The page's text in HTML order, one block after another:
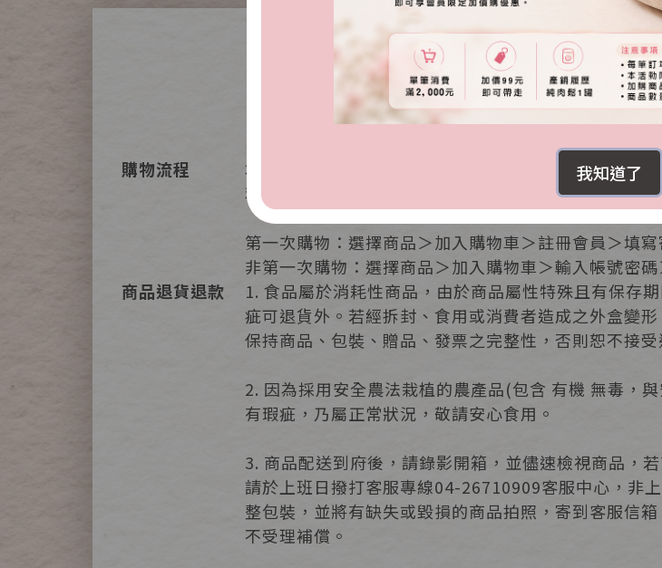
SHOPPING
購物指南
購物流程
本網站提供您簡單又安全的購物流程，加入會員後即
利的購物樂趣。
第一次購物：選擇商品＞加入購物車＞註冊會員＞填
非第一次購物：選擇商品＞加入購物車＞輸入帳號密
商品退貨退款
1. 食品屬於消耗性商品，由於商品屬性特殊且有保存
疵可退貨外。若經拆封、食用或消費者造成之外盒變
保持商品、包裝、贈品、發票之完整性，否則恕不接受
2. 因為採用安全農法栽植的農產品(包含 有機 無毒，
有瑕疵，乃屬正常狀況，敬請安心食用。
3. 商品配送到府後，請錄影開箱，並儘速檢視商品，
請於上班日撥打客服專線04-26710909客服中心，非
整包裝，並將有缺失或毀損的商品拍照，寄到客服信
不受理補償。
我知道了